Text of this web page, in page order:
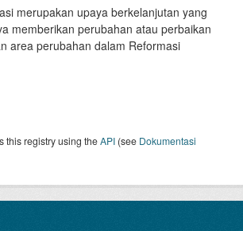
merupakan upaya berkelanjutan yang
memberikan perubahan atau perbaikan
area perubahan dalam Reformasi
this registry using theAPI (see Dokumentasi